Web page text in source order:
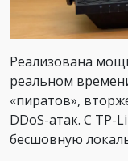
Реализована
реальном
«пиратов»,
DDoS-атак. С TP-
бесшовную